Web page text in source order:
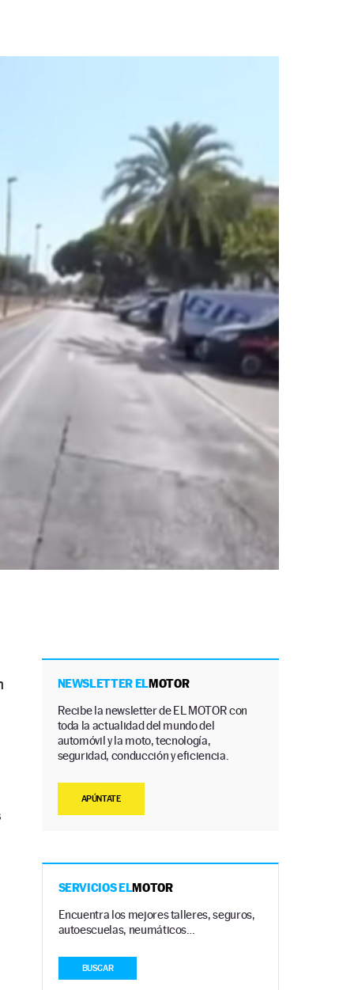
NEWSLETTER ELMOTOR
Recibe la newsletter de EL MOTOR con
toda la actualidad del mundo del
automóvil y la moto, tecnología,
seguridad, conducción y eficiencia.
APÚNTATE
SERVICIOS ELMOTOR
Encuentra los mejores talleres, seguros,
autoescuelas, neumáticos…
BUSCAR